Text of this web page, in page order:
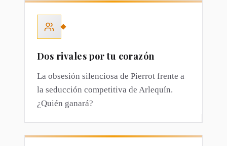
Dos rivales por tu corazón
La obsesión silenciosa de Pierrot frente a
la seducción competitiva de Arlequín.
¿Quién ganará?